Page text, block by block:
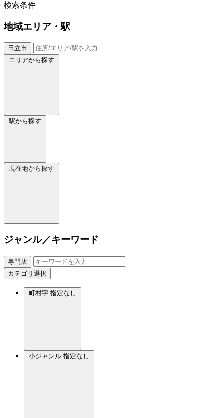
検索条件
地域エリア・駅
日立市
エリアから探す
駅から探す
現在地から探す
ジャンル／キーワード
専門店
カテゴリ選択
町村字 指定なし
小ジャンル 指定なし